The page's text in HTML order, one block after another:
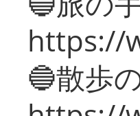
https://
🔵散歩